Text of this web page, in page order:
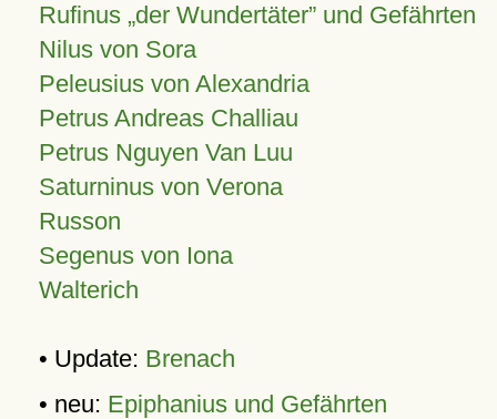
Rufinus „der Wundertäter” und Gefährten
Nilus von Sora
Peleusius von Alexandria
Petrus Andreas Challiau
Petrus Nguyen Van Luu
Saturninus von Verona
Russon
Segenus von Iona
Walterich
• Update: Brenach
• neu: Epiphanius und Gefährten